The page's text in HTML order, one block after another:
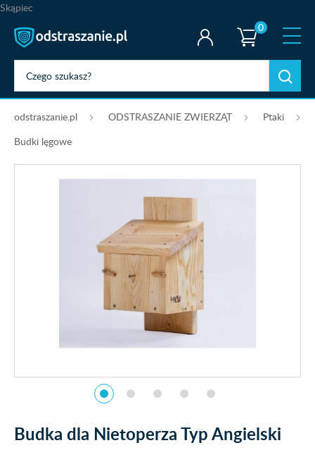
Skąpiec
0
odstraszanie.pl ODSTRASZANIE ZWIERZĄT
Ptaki
Budki lęgowe
Budka dla Nietoperza Typ Angielski